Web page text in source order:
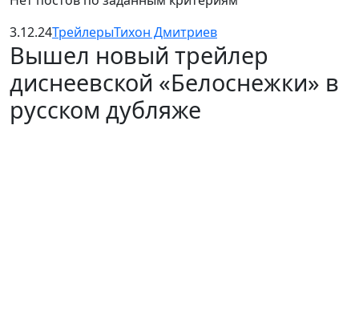
3.12.24ТрейлерыТихон Дмитриев
Вышел новый трейлер
диснеевской «Белоснежки» в
русском дубляже